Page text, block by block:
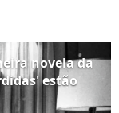
novela da
estão